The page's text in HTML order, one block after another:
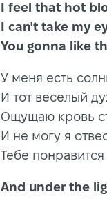
I feel that hot
I can't take my
You gonna like
У меня есть
И тот веселый
Ощущаю кровь
И не могу я
Тебе
And under